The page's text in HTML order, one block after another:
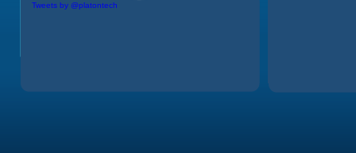
Tweets by @platontech